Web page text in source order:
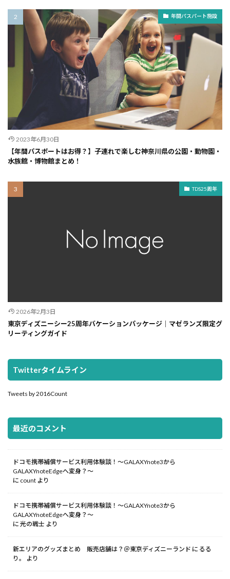
年間パスパート施設
2023年6月30日
【年間パスポートはお得？】子連れで楽しむ神奈川県の公園・動物園・
水族館・博物館まとめ！
TDS25周年
2026年2月3日
東京ディズニーシー25周年バケーションパッケージ｜マゼランズ限定グ
リーティングガイド
Twitterタイムライン
Tweets by 2016Count
最近のコメント
ドコモ携帯補償サービス利用体験談！～GALAXYnote3から
GALAXYnoteEdgeへ変身？～
に count より
ドコモ携帯補償サービス利用体験談！～GALAXYnote3から
GALAXYnoteEdgeへ変身？～
に 光の戦士 より
新エリアのグッズまとめ 販売店舗は？＠東京ディズニーランド に るる
り。
より